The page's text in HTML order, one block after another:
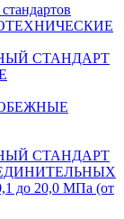
СТАНДАРТ
СТАНДАРТ
до 20,0 МПа (от